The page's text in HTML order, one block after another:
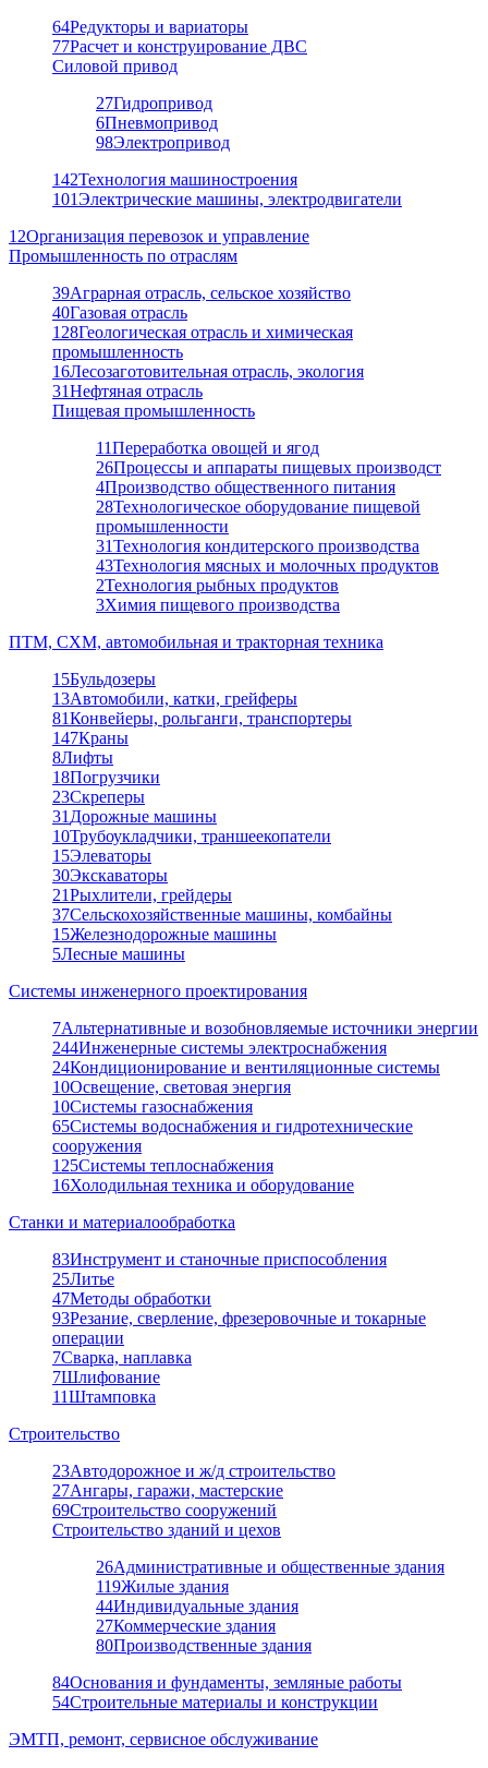
64Редукторы и вариаторы
77Расчет и конструирование ДВС
Силовой привод
27Гидропривод
6Пневмопривод
98Электропривод
142Технология машиностроения
101Электрические машины, электродвигатели
12Организация перевозок и управление
Промышленность по отраслям
39Аграрная отрасль, сельское хозяйство
40Газовая отрасль
128Геологическая отрасль и химическая
промышленность
16Лесозаготовительная отрасль, экология
31Нефтяная отрасль
Пищевая промышленность
11Переработка овощей и ягод
26Процессы и аппараты пищевых производст
4Производство общественного питания
28Технологическое оборудование пищевой
промышленности
31Технология кондитерского производства
43Технология мясных и молочных продуктов
2Технология рыбных продуктов
3Химия пищевого производства
ПТМ, СХМ, автомобильная и тракторная техника
15Бульдозеры
13Автомобили, катки, грейферы
81Конвейеры, рольганги, транспортеры
147Краны
8Лифты
18Погрузчики
23Скреперы
31 Дорожные машины
10Трубоукладчики, траншеекопатели
15Элеваторы
30Экскаваторы
21Рыхлители, грейдеры
37Сельскохозяйственные машины, комбайны
15Железнодорожные машины
5Лесные машины
Системы инженерного проектирования
7Альтернативные и возобновляемые источники энергии
244Инженерные системы электроснабжения
24Кондиционирование и вентиляционные системы
10Освещение, световая энергия
10Системы газоснабжения
65Системы водоснабжения и гидротехнические
сооружения
125Системы теплоснабжения
16Холодильная техника и оборудование
Станки и материалообработка
83Инструмент и станочные приспособления
25Литье
47Методы обработки
93Резание, сверление, фрезеровочные и токарные
операции
7Сварка, наплавка
7Шлифование
11Штамповка
Строительство
23Автодорожное и ж/д строительство
27Ангары, гаражи, мастерские
69Строительство сооружений
Строительство зданий и цехов
26Административные и общественные здания
119Жилые здания
44Индивидуальные здания
27Коммерческие здания
80Производственные здания
84Основания и фундаменты, земляные работы
54Строительные материалы и конструкции
ЭМТП, ремонт, сервисное обслуживание